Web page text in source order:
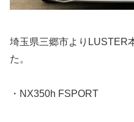
埼玉県三郷市よりLUSTER
た。
・NX350h FSPORT